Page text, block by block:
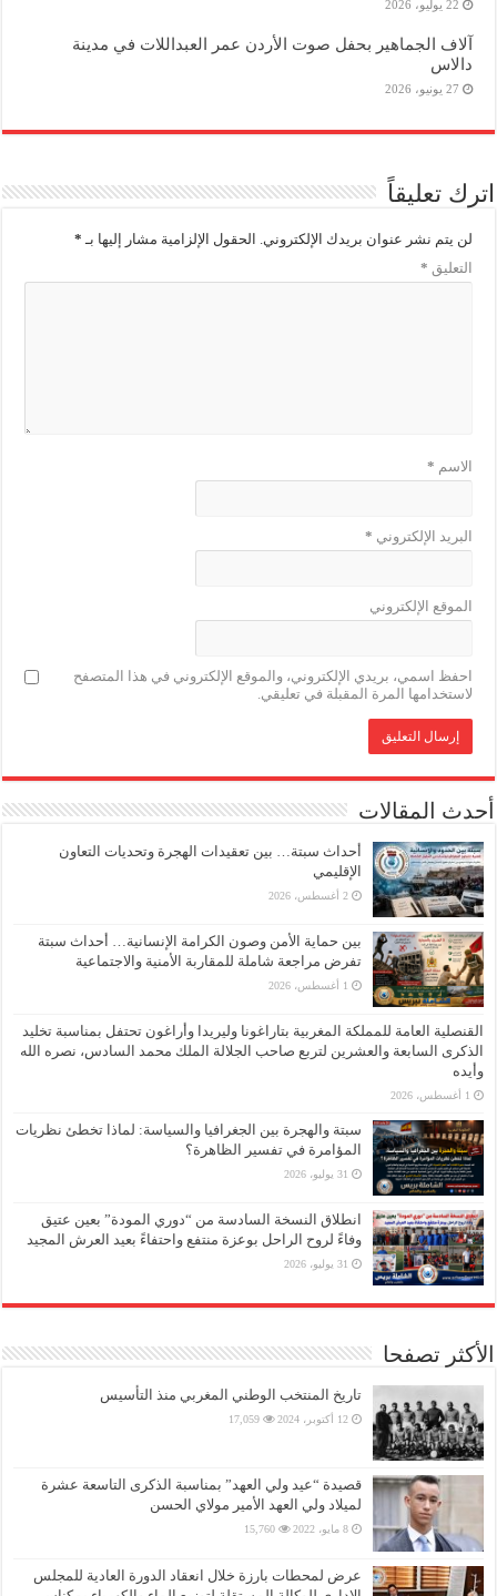
22 يوليو، 2026
آلاف الجماهير بحفل صوت الأردن عمر العبداللات في مدينة
دالاس
27 يونيو، 2026
اترك تعليقاً
لن يتم نشر عنوان بريدك الإلكتروني. الحقول الإلزامية مشار إليها بـ *
التعليق *
الاسم *
البريد الإلكتروني *
الموقع الإلكتروني
احفظ اسمي، بريدي الإلكتروني، والموقع الإلكتروني في هذا المتصفح
لاستخدامها المرة المقبلة في تعليقي.
أحدث المقالات
أحداث سبتة… بين تعقيدات الهجرة وتحديات التعاون
الإقليمي
2 أغسطس، 2026
بين حماية الأمن وصون الكرامة الإنسانية… أحداث سبتة
تفرض مراجعة شاملة للمقاربة الأمنية والاجتماعية
1 أغسطس، 2026
القنصلية العامة للمملكة المغربية بتاراغونا وليريدا وأراغون تحتفل بمناسبة تخليد
الذكرى السابعة والعشرين لتربع صاحب الجلالة الملك محمد السادس، نصره الله
وأيده
1 أغسطس، 2026
سبتة والهجرة بين الجغرافيا والسياسة: لماذا تخطئ نظريات
المؤامرة في تفسير الظاهرة؟
31 يوليو، 2026
انطلاق النسخة السادسة من “دوري المودة” بعين عتيق
وفاءً لروح الراحل بوعزة منتفع واحتفاءً بعيد العرش المجيد
31 يوليو، 2026
الأكثر تصفحا
تاريخ المنتخب الوطني المغربي منذ التأسيس
12 أكتوبر، 2024 17,059
قصيدة “عيد ولي العهد” بمناسبة الذكرى التاسعة عشرة
لميلاد ولي العهد الأمير مولاي الحسن
8 مايو، 2022 15,760
عرض لمحطات بارزة خلال انعقاد الدورة العادية للمجلس